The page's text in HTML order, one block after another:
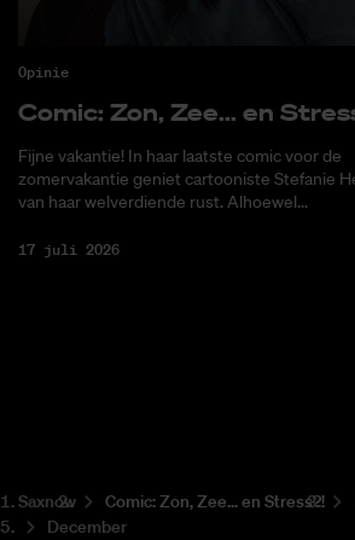
Opinie
Co­mic: Zon, Zee... en
Fijne vakantie! In haar laatste comic voor de
zomervakantie geniet cartooniste Stefanie
van haar welverdiende rust. Alhoewel...
17 juli 2026
Saxnow Co­mic: Zon, Zee... en Stress?!
December